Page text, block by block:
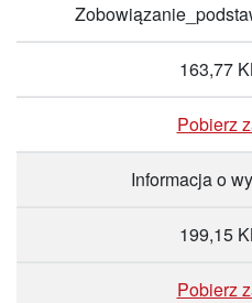
163,77
Pobierz
Informacja o
199,15
Pobierz